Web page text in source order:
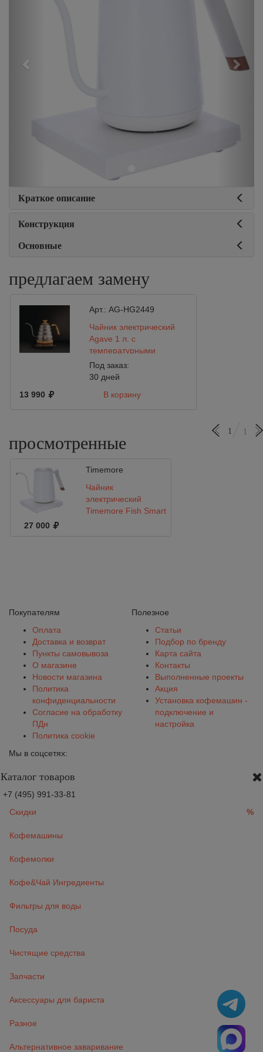
Краткое описание
Конструкция
Основные
предлагаем замену
Арт.:AG-HG2449
Чайник электрический
Agave 1 л. c
температурными
режимами
Под заказ:
30 дней
13 990
В корзину
просмотренные
1 1
Timemore
Чайник
электрический
Timemore Fish Smart
27 000
Покупателям
Оплата
Доставка и возврат
Пункты самовывоза
О магазине
Новости магазина
Политика
конфиденциальности
Согласие на обработку
ПДн
Политика cookie
Полезное
Статьи
Подбор по бренду
Карта сайта
Контакты
Выполненные проекты
Акция
Установка кофемашин -
подключение и
настройка
Мы в соцсетях:
Каталог товаров
+7 (495) 991-33-81
Скидки
%
Кофемашины
Кофемолки
Кофе&Чай Ингредиенты
Фильтры для воды
Посуда
Чистящие средства
Запчасти
Аксессуары для бариста
Разное
Альтернативное заваривание